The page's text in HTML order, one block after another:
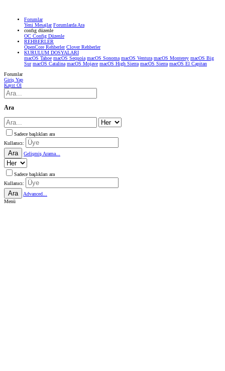
Forumlar
Yeni Mesajlar Forumlarda Ara
confıg düzenle
OC Config Düzenle
REHBERLER
OpenCore Rehberler Clover Rehberler
KURULUM DOSYALARI
macOS Tahoe macOS Sequoia macOS Sonoma macOS Ventura macOS Monterey macOS Big
Sur macOS Catalina macOS Mojave macOS High Sierra macOS Sierra macOS El Capitan
Forumlar
Giriş Yap
Kayıt Ol
Ara
Sadece başlıkları ara
Kullanıcı:
Ara Gelişmiş Arama...
Sadece başlıkları ara
Kullanıcı:
Ara
Advanced...
Menü